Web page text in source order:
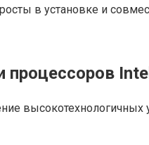
в установке и
процессоров